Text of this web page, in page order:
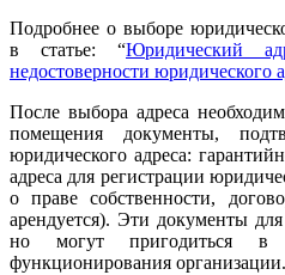
Подробнее о выборе
в статье: “Юридический
недостоверности юридического
После выбора адреса
помещения документы,
юридического адреса:
адреса для регистрации
о праве собственности,
арендуется). Эти документы
но могут пригодиться в
функционирования организации.